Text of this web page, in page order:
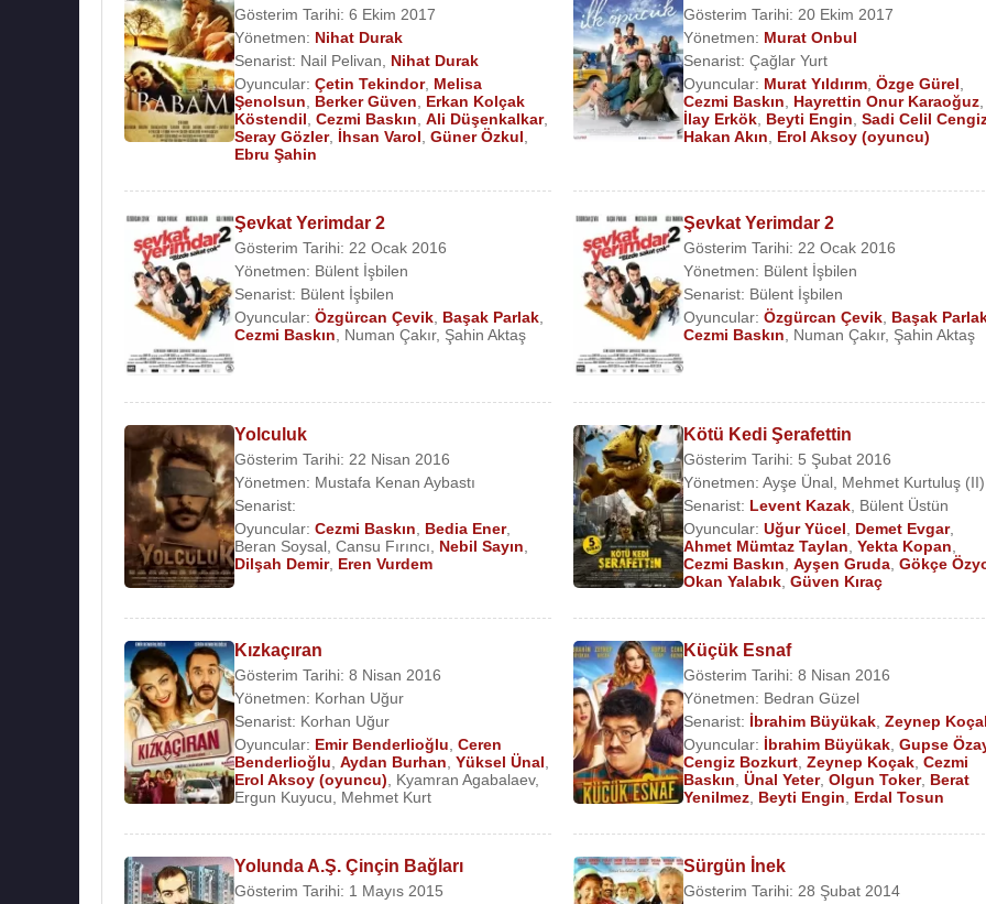
Gösterim Tarihi: 6 Ekim 2017
Yönetmen: Nihat Durak
Senarist: Nail Pelivan
Nihat Durak
Oyuncular: Çetin Tekindor, Melisa
Şenolsun
Berker Güven
Erkan Kolçak
Köstendil Cezmi Baskın Ali Düşenkalkar,
Seray Gözler, İhsan Varol Güner Özkul
Ebru Şahin
Gösterim Tarihi: 20 Ekim 2017
Yönetmen: Murat Onbul
Senarist:Çağlar Yurt
Oyuncular: Murat Yıldırım ,Özge Gürel
Cezmi Baskın
Hayrettin Onur Karaoğuz
İlay Erkök Beyti Engin ,Sadi Celil
Hakan Akın
Erol Aksoy (oyuncu)
Şevkat Yerimdar 2
Gösterim Tarihi: 22 Ocak 2016
Yönetmen: Bülent İşbilen
Senarist: Bülent İşbilen
Oyuncular: Özgürcan Çevik Başak Parlak
Cezmi Baskın
Numan Çakır, Şahin Aktaş
Şevkat Yerimdar 2
Gösterim Tarihi: 22 Ocak 2016
Yönetmen: Bülent İşbilen
Senarist: Bülent İşbilen
Oyuncular:Özgürcan Çevik Başak
Cezmi Baskın
Numan Çakır, Şahin Aktaş
Yolculuk
Gösterim Tarihi: 22 Nisan 2016
Yönetmen: Mustafa Kenan Aybastı
Senarist:
Oyuncular: Cezmi Baskın, Bedia Ener,
Beran Soysal, Cansu Fırıncı, Nebil Sayın,
Dilşah Demir, Eren Vurdem
Kötü Kedi Şerafettin
Gösterim Tarihi: 5 Şubat 2016
Yönetmen:Ayşe Ünal, Mehmet Kurtuluş (II)
Senarist: Levent Kazak, Bülent Üstün
Oyuncular:Uğur Yücel, Demet Evgar,
Ahmet Mümtaz Taylan,Yekta Kopan,
Cezmi Baskın,Ayşen Gruda,Gökçe
Okan Yalabık,Güven Kıraç
Kızkaçıran
Gösterim Tarihi: 8 Nisan 2016
Yönetmen: Korhan Uğur
Senarist: Korhan Uğur
Oyuncular: Emir Benderlioğlu, Ceren
Benderlioğlu, Aydan Burhan, Yüksel Ünal,
Erol Aksoy (oyuncu), Kyamran Agabalaev,
Ergun Kuyucu, Mehmet Kurt
Küçük Esnaf
Gösterim Tarihi: 8 Nisan 2016
Yönetmen: Bedran Güzel
Senarist: İbrahim Büyükak,Zeynep
Oyuncular: İbrahim Büyükak,Gupse
Cengiz Bozkurt,Zeynep Koçak,Cezmi
Baskın,Ünal Yeter,Olgun Toker, Berat
Yenilmez, Beyti Engin, Erdal Tosun
Yolunda A.Ş. Çinçin Bağları
Gösterim Tarihi: 1 Mayıs 2015
Sürgün İnek
Gösterim Tarihi: 28 Şubat 2014